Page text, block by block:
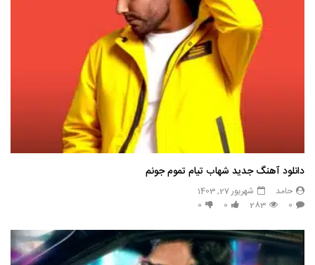
دانلود آهنگ جدید شهاب تیام تموم جونم
حامد
شهریور 27, 1403
0
283
0
0